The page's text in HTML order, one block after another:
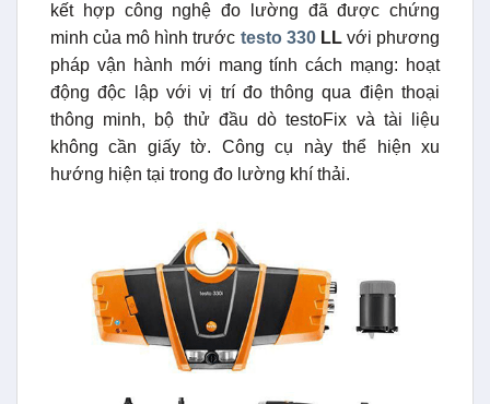
kết hợp công nghệ đo lường đã được chứng
minh của mô hình trước testo 330LLvới phương
pháp vận hành mới mang tính cách mạng: hoạt
động độc lập với vị trí đo thông qua điện thoại
thông minh, bộ thử đầu dò testoFix và tài liệu
không cần giấy tờ. Công cụ này thể hiện xu
hướng hiện tại trong đo lường khí thải.